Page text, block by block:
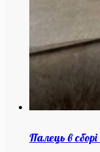
Палець в